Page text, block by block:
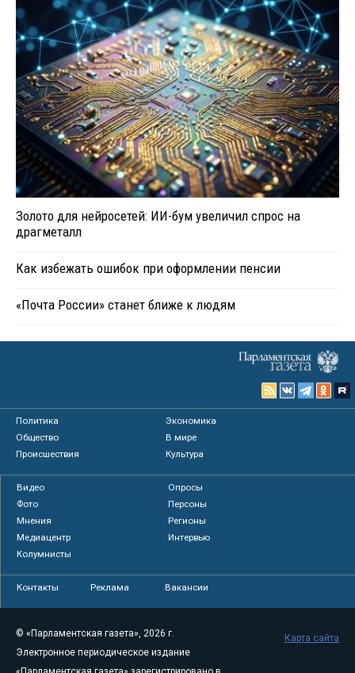
Золото для нейросетей: ИИ-бум увеличил спрос на
драгметалл
Как избежать ошибок при оформлении пенсии
«Почта России» станет ближе к людям
Политика
Экономика
Общество
В мире
Происшествия
Культура
Видео
Опросы
Фото
Персоны
Мнения
Регионы
Медиацентр
Интервью
Колумнисты
Контакты Реклама Вакансии
© «Парламентская газета», 2026 г.
Электронное периодическое издание
Карта сайта